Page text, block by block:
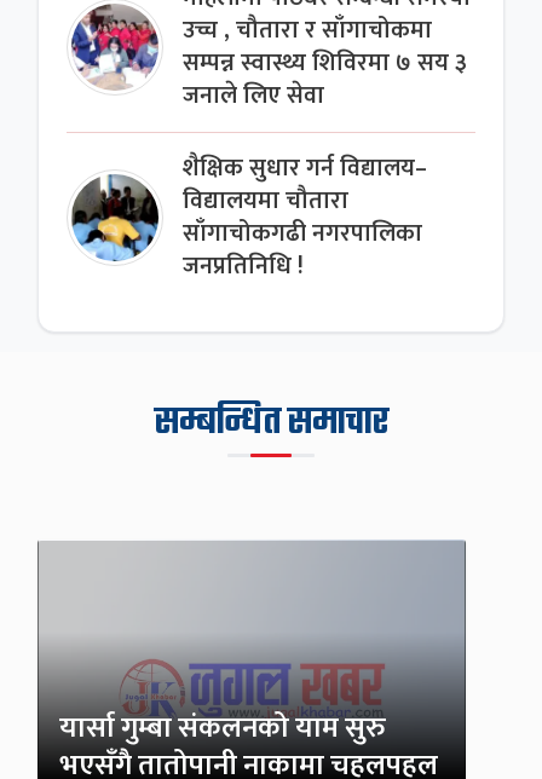
उच्च , चौतारा र साँगाचोकमा
सम्पन्न स्वास्थ्य शिविरमा ७ सय ३
जनाले लिए सेवा
शैक्षिक सुधार गर्न विद्यालय–
विद्यालयमा चौतारा
साँगाचोकगढी नगरपालिका
जनप्रतिनिधि !
सम्बन्धित समाचार
यार्सा गुम्बा संकलनको याम सुरु
भएसँगै तातोपानी नाकामा चहलपहल